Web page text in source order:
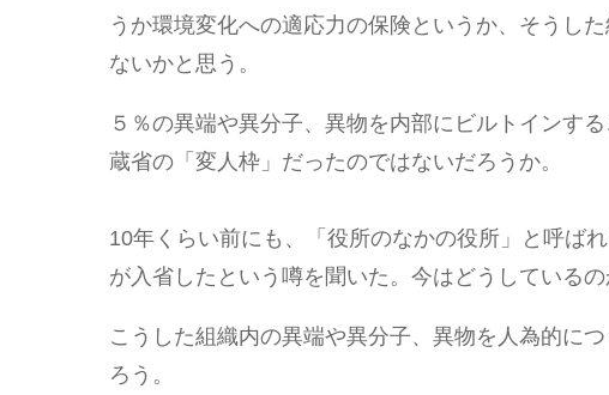
うか環境変化への適応力の保険というか、そうし
ないかと思う。
５％の異端や異分子、異物を内部にビルトインす
蔵省の「変人枠」だったのではないだろうか。
10年くらい前にも、「役所のなかの役所」と呼ば
が入省したという噂を聞いた。今はどうしているの
こうした組織内の異端や異分子、異物を人為的に
ろう。